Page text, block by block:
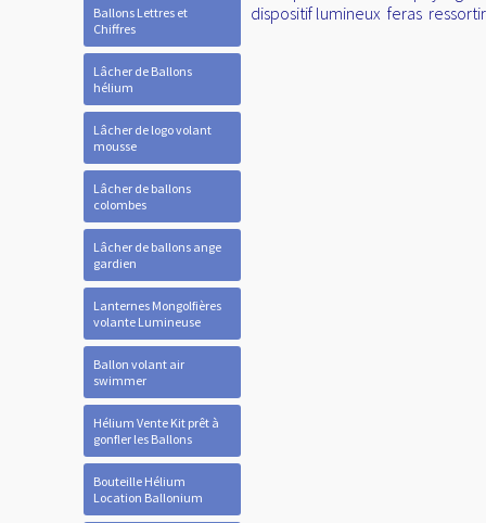
Ballons Lettres et
Chiffres
Lâcher de Ballons
hélium
Lâcher de logo volant
mousse
Lâcher de ballons
colombes
Lâcher de ballons ange
gardien
Lanternes Mongolfières
volante Lumineuse
Ballon volant air
swimmer
Hélium Vente Kit prêt à
gonfler les Ballons
Bouteille Hélium
Location Ballonium
dispositif lumineux feras